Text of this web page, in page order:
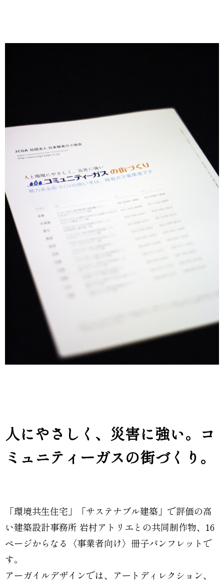
人にやさしく、災害に強い。コ
ミュニティーガスの街づくり。
「環境共生住宅」「サステナブル建築」で評価の高
い建築設計事務所 岩村アトリエとの共同制作物、16
ページからなる〈事業者向け〉冊子パンフレットで
す。
アーガイルデザインでは、アートディレクション、